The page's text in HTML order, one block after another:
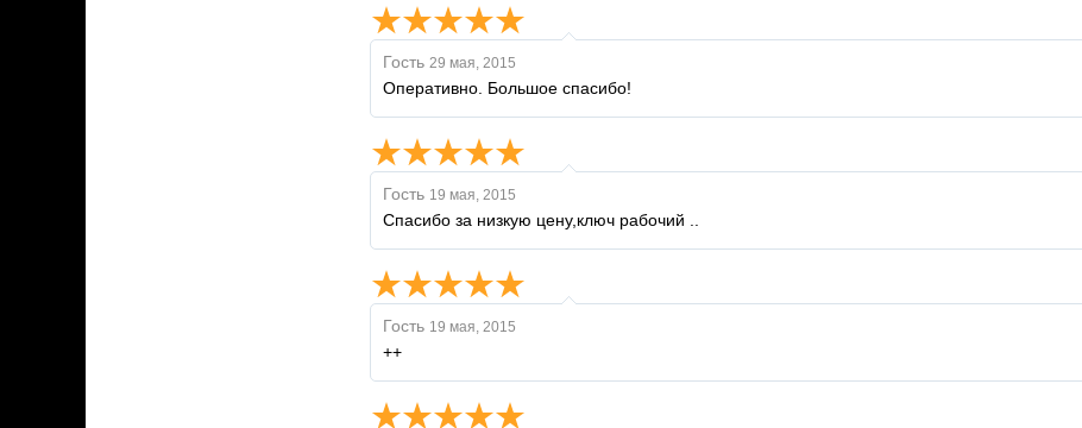
Гость 29 мая, 2015
Оперативно. Большое спасибо!
Гость 19 мая, 2015
Спасибо за низкую цену,ключ рабочий ..
Гость 19 мая, 2015
++